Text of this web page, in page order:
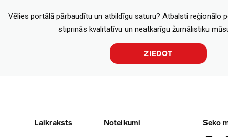
Vēlies portālā pārbaudītu un atbildīgu saturu? Atbalsti reģionālo
stiprinās kvalitatīvu un neatkarīgu žurnālistiku
ZIEDOT
Laikraksts Noteikumi Seko